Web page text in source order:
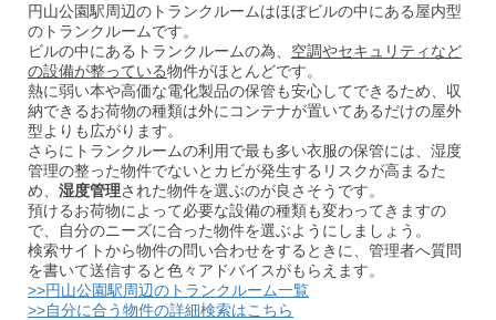
円山公園駅周辺のトランクルームはほぼビルの中にある屋内型
のトランクルームです。
ビルの中にあるトランクルームの為、 空調やセキュリティなど
の設備が整っている物件がほとんどです。
熱に弱い本や高価な電化製品の保管も安心してできるため、収
納できるお荷物の種類は外にコンテナが置いてあるだけの屋外
型よりも広がります。
さらにトランクルームの利用で最も多い衣服の保管には、湿度
管理の整った物件でないとカビが発生するリスクが高まるた
め、 湿度管理された物件を選ぶのが良さそうです。
預けるお荷物によって必要な設備の種類も変わってきますの
で、自分のニーズに合った物件を選ぶようにしましょう。
検索サイトから物件の問い合わせをするときに、管理者へ質問
を書いて送信すると色々アドバイスがもらえます。
>>円山公園駅周辺のトランクルーム一覧
>>自分に合う物件の詳細検索はこちら